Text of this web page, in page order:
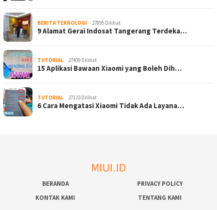
BERITA TEKNOLOGI 27895 Dilihat
9 Alamat Gerai Indosat Tangerang Terdeka…
TUTORIAL 27409 Dilihat
15 Aplikasi Bawaan Xiaomi yang Boleh Dih…
TUTORIAL 27123 Dilihat
6 Cara Mengatasi Xiaomi Tidak Ada Layana…
BERANDA
PRIVACY POLICY
KONTAK KAMI
TENTANG KAMI